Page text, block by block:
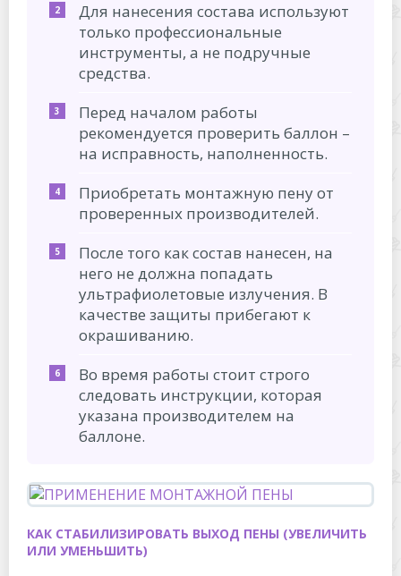
Для нанесения состава используют
только профессиональные
инструменты, а не подручные
средства.
Перед началом работы
рекомендуется проверить баллон –
на исправность, наполненность.
Приобретать монтажную пену от
проверенных производителей.
После того как состав нанесен, на
него не должна попадать
ультрафиолетовые излучения. В
качестве защиты прибегают к
окрашиванию.
Во время работы стоит строго
следовать инструкции, которая
указана производителем на
баллоне.
КАК СТАБИЛИЗИРОВАТЬ ВЫХОД ПЕНЫ (УВЕЛИЧИТЬ
ИЛИ УМЕНЬШИТЬ)